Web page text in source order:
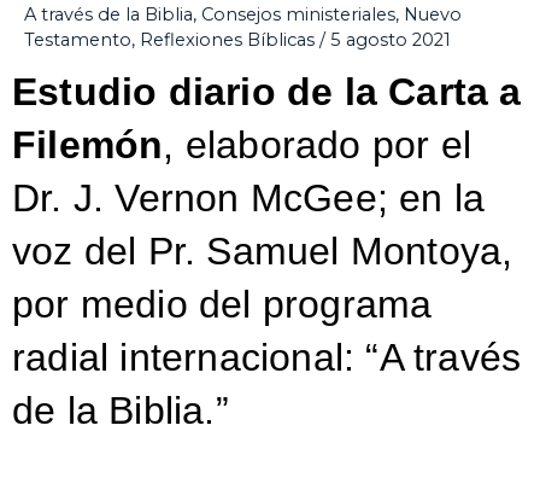
A través de la Biblia, Consejos ministeriales, Nuevo
Testamento, Reflexiones Bíblicas /5 agosto 2021
Estudio diario de la Carta a
Filemón, elaborado por el
Dr. J. Vernon McGee; en la
voz del Pr. Samuel Montoya,
por medio del programa
radial internacional: “A través
de la Biblia.”